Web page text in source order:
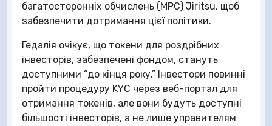
багатосторонніх обчислень (MPC) Jiritsu, щоб
забезпечити дотримання цієї політики.
Гедалія очікує, що токени для роздрібних
інвесторів, забезпечені фондом, стануть
доступними “до кінця року.” Інвестори повинні
пройти процедуру KYC через веб-портал для
отримання токенів, але вони будуть доступні
більшості інвесторів, а не лише управителям